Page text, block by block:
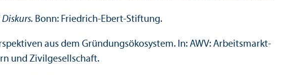
Diskurs. Bonn: Friedrich-Ebert-Stiftung.
aus dem Gründungs­öko­system. In: AWV: Arbeits­markt­
und Zivil­gesellschaft.